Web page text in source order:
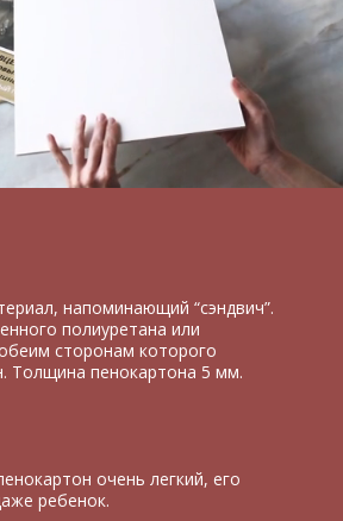
напоминающий “сэндвич”.
полиуретана или
сторонам которого
Толщина пенокартона 5 мм.
очень легкий, его
ребенок.